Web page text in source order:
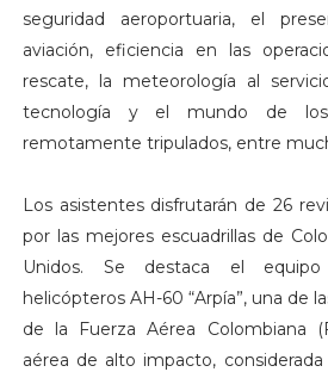
seguridad aeroportuaria, el
aviación, eficiencia en las
rescate, la meteorología al
tecnología y el mundo de
remotamente tripulados, entre
Los asistentes disfrutarán de 26
por las mejores escuadrillas de
Unidos. Se destaca el
helicópteros AH-60 “Arpía”, una de
de la Fuerza Aérea Colombiana
aérea de alto impacto,